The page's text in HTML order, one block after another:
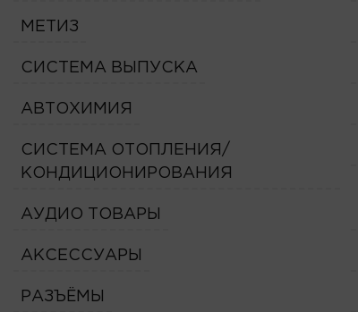
МЕТИЗ
СИСТЕМА ВЫПУСКА
АВТОХИМИЯ
СИСТЕМА ОТОПЛЕНИЯ/
КОНДИЦИОНИРОВАНИЯ
АУДИО ТОВАРЫ
АКСЕССУАРЫ
РАЗЪЁМЫ